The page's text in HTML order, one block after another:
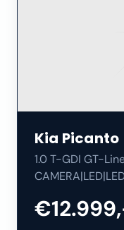
Kia Picanto
1.0 T-GDI GT-